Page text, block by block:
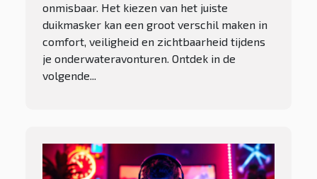
onmisbaar. Het kiezen van het juiste
duikmasker kan een groot verschil maken in
comfort, veiligheid en zichtbaarheid tijdens
je onderwateravonturen. Ontdek in de
volgende...